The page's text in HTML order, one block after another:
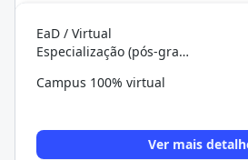
EaD / Virtual
Especialização (pós-graduação)
Campus 100% virtual
Ver mais